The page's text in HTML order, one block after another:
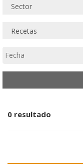
0 resultado